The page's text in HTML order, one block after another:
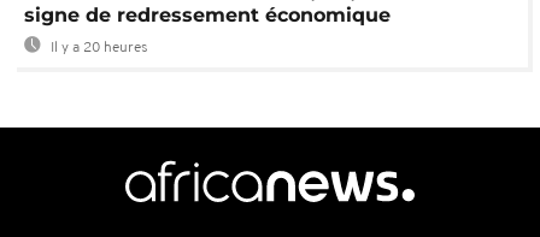
signe de redressement économique
Il y a 20 heures